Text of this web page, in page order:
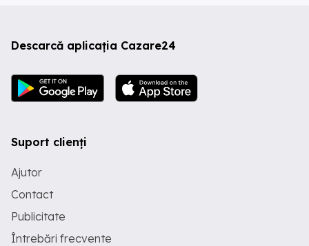
Descarcă aplicația Cazare24
Suport clienți
Ajutor
Contact
Publicitate
Întrebări frecvente